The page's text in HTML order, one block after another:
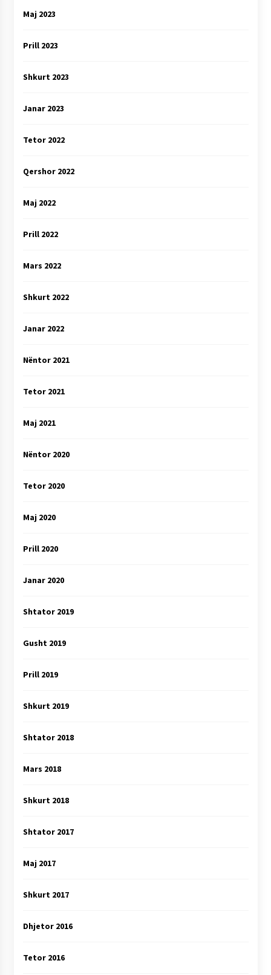
Maj 2023
Prill 2023
Shkurt 2023
Janar 2023
Tetor 2022
Qershor 2022
Maj 2022
Prill 2022
Mars 2022
Shkurt 2022
Janar 2022
Nëntor 2021
Tetor 2021
Maj 2021
Nëntor 2020
Tetor 2020
Maj 2020
Prill 2020
Janar 2020
Shtator 2019
Gusht 2019
Prill 2019
Shkurt 2019
Shtator 2018
Mars 2018
Shkurt 2018
Shtator 2017
Maj 2017
Shkurt 2017
Dhjetor 2016
Tetor 2016